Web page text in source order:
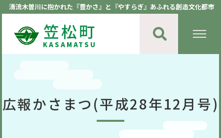
清流木曽川に抱かれた『豊かさ』と『やすらぎ』あふれる創造文化都市
笠松町
KASAMATSU
広報かさまつ(平成28年12月号)